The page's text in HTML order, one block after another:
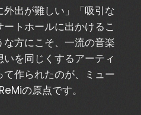
外出が難しい」「吸引な
トホールに出かけるこ
方にこそ、一流の音楽
を同じくするアーティ
作られたのが、ミュー
の原点です。